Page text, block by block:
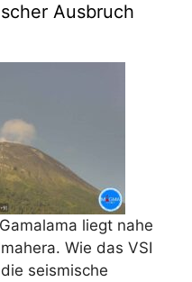
Ausbruch
Gamalama liegt nahe
Wie das VSI
seismische